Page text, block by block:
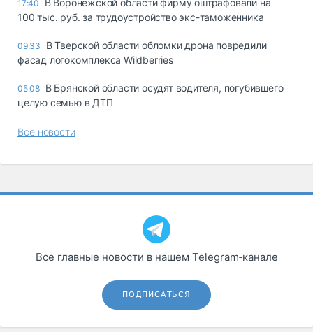
17:40
В Воронежской области фирму оштрафовали на
100 тыс. руб. за трудоустройство экс-таможенника
09:33
В Тверской области обломки дрона повредили
фасад логокомплекса Wildberries
05.08 В Брянской области осудят водителя, погубившего
целую семью в ДТП
Все новости
Все главные новости в нашем Telegram‑канале
ПОДПИСАТЬСЯ